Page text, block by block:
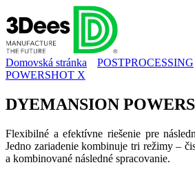
Domovská stránka POSTPROCESSING
POWERSHOT X
DYEMANSION
Flexibilné a efektívne riešenie pre
Jedno zariadenie kombinuje tri režimy –
a kombinované následné spracovanie.